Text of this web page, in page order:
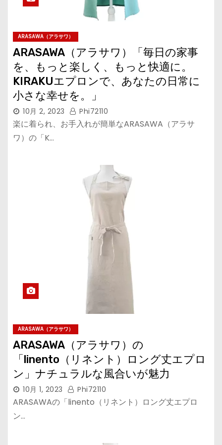
ARASAWA（アラサワ）
ARASAWA（アラサワ）「毎日の家事
を、もっと楽しく、もっと快適に。
KIRAKUエプロンで、あなたの日常に
小さな幸せを。」
10月 2, 2023 Phi72110
楽に着られ、お手入れが簡単なARASAWA（アラサ
ワ）の「K…
ARASAWA（アラサワ）
ARASAWA（アラサワ）の
「linento（リネント）ロング丈エプロ
ン」ナチュラルな風合いが魅力
10月 1, 2023 Phi72110
ARASAWAの「linento（リネント）ロング丈エプロ
ン…